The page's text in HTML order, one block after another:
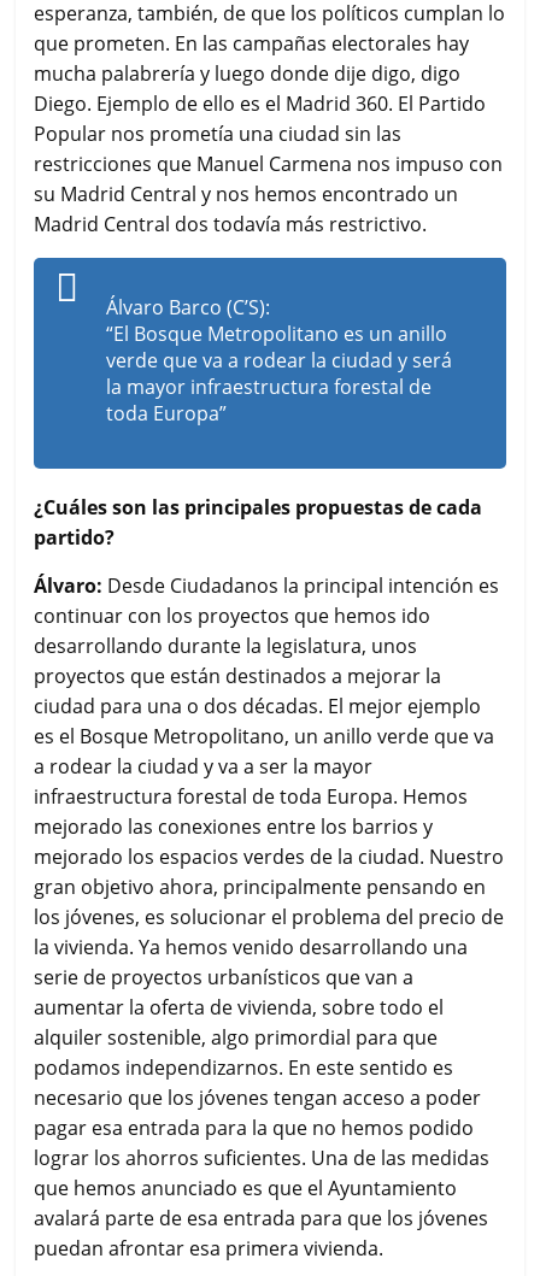
esperanza, también, de que los políticos cumplan lo
que prometen. En las campañas electorales hay
mucha palabrería y luego donde dije digo, digo
Diego. Ejemplo de ello es el Madrid 360. El Partido
Popular nos prometía una ciudad sin las
restricciones que Manuel Carmena nos impuso con
su Madrid Central y nos hemos encontrado un
Madrid Central dos todavía más restrictivo.
Álvaro Barco (C’S):
“El Bosque Metropolitano es un anillo
verde que va a rodear la ciudad y será
la mayor infraestructura forestal de
toda Europa”
¿Cuáles son las principales propuestas de cada
partido?
Álvaro: Desde Ciudadanos la principal intención es
continuar con los proyectos que hemos ido
desarrollando durante la legislatura, unos
proyectos que están destinados a mejorar la
ciudad para una o dos décadas. El mejor ejemplo
es el Bosque Metropolitano, un anillo verde que va
a rodear la ciudad y va a ser la mayor
infraestructura forestal de toda Europa. Hemos
mejorado las conexiones entre los barrios y
mejorado los espacios verdes de la ciudad. Nuestro
gran objetivo ahora, principalmente pensando en
los jóvenes, es solucionar el problema del precio de
la vivienda. Ya hemos venido desarrollando una
serie de proyectos urbanísticos que van a
aumentar la oferta de vivienda, sobre todo el
alquiler sostenible, algo primordial para que
podamos independizarnos. En este sentido es
necesario que los jóvenes tengan acceso a poder
pagar esa entrada para la que no hemos podido
lograr los ahorros suficientes. Una de las medidas
que hemos anunciado es que el Ayuntamiento
avalará parte de esa entrada para que los jóvenes
puedan afrontar esa primera vivienda.